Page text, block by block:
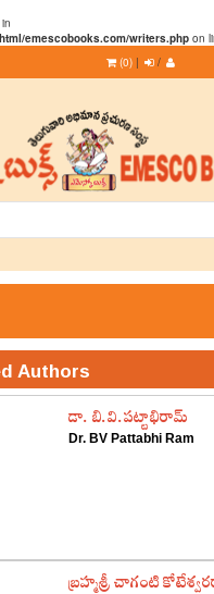
emescobooks.com/writers.php on
(0) | /
Authors
డా. బి.వి.పట్టాభిరామ్
Dr. BV Pattabhi Ram
‌బ్రహ్మశ్రీ చాగంటి